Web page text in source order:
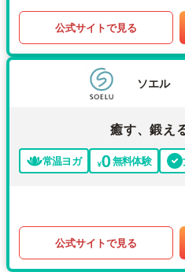
公式サイトで見る
ソエル
癒す、鍛え
常温ヨガ 無料体験
公式サイトで見る